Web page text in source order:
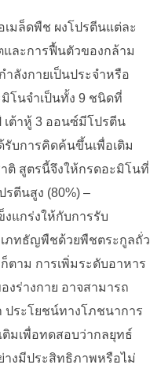
มล็ดพืช ผงโปรตีนแต่ละ
ละการฟื้นตัวของกล้าม
ลังกายเป็นประจำหรือ
โนจำเป็นทั้ง 9 ชนิดที่
เต้าหู้ 3 ออนซ์มีโปรตีน
รับการคิดค้นขึ้นเพื่อเติม
ติ สูตรนี้จึงให้กรดอะมิโนที่
ตีนสูง (80%) –
แกร่งให้กับการรับ
ภทธัญพืชด้วยพืชตระกูลถั่ว
ตาม การเพิ่มระดับอาหาร
ร่างกาย อาจสามารถ
ประโยชน์ทางโภชนาการ
ติมเพื่อทดสอบว่ากลยุทธ์
างมีประสิทธิภาพหรือไม่